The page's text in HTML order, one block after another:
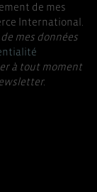
de mes
International.
mes données
à tout moment